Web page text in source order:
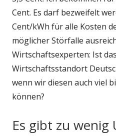
Cent. Es darf bezweifelt
Cent/kWh für alle Kosten
möglicher Störfalle
Wirtschaftsexperten: Ist
Wirtschaftsstandort
wenn wir diesen auch viel
können?
Es gibt zu wenig